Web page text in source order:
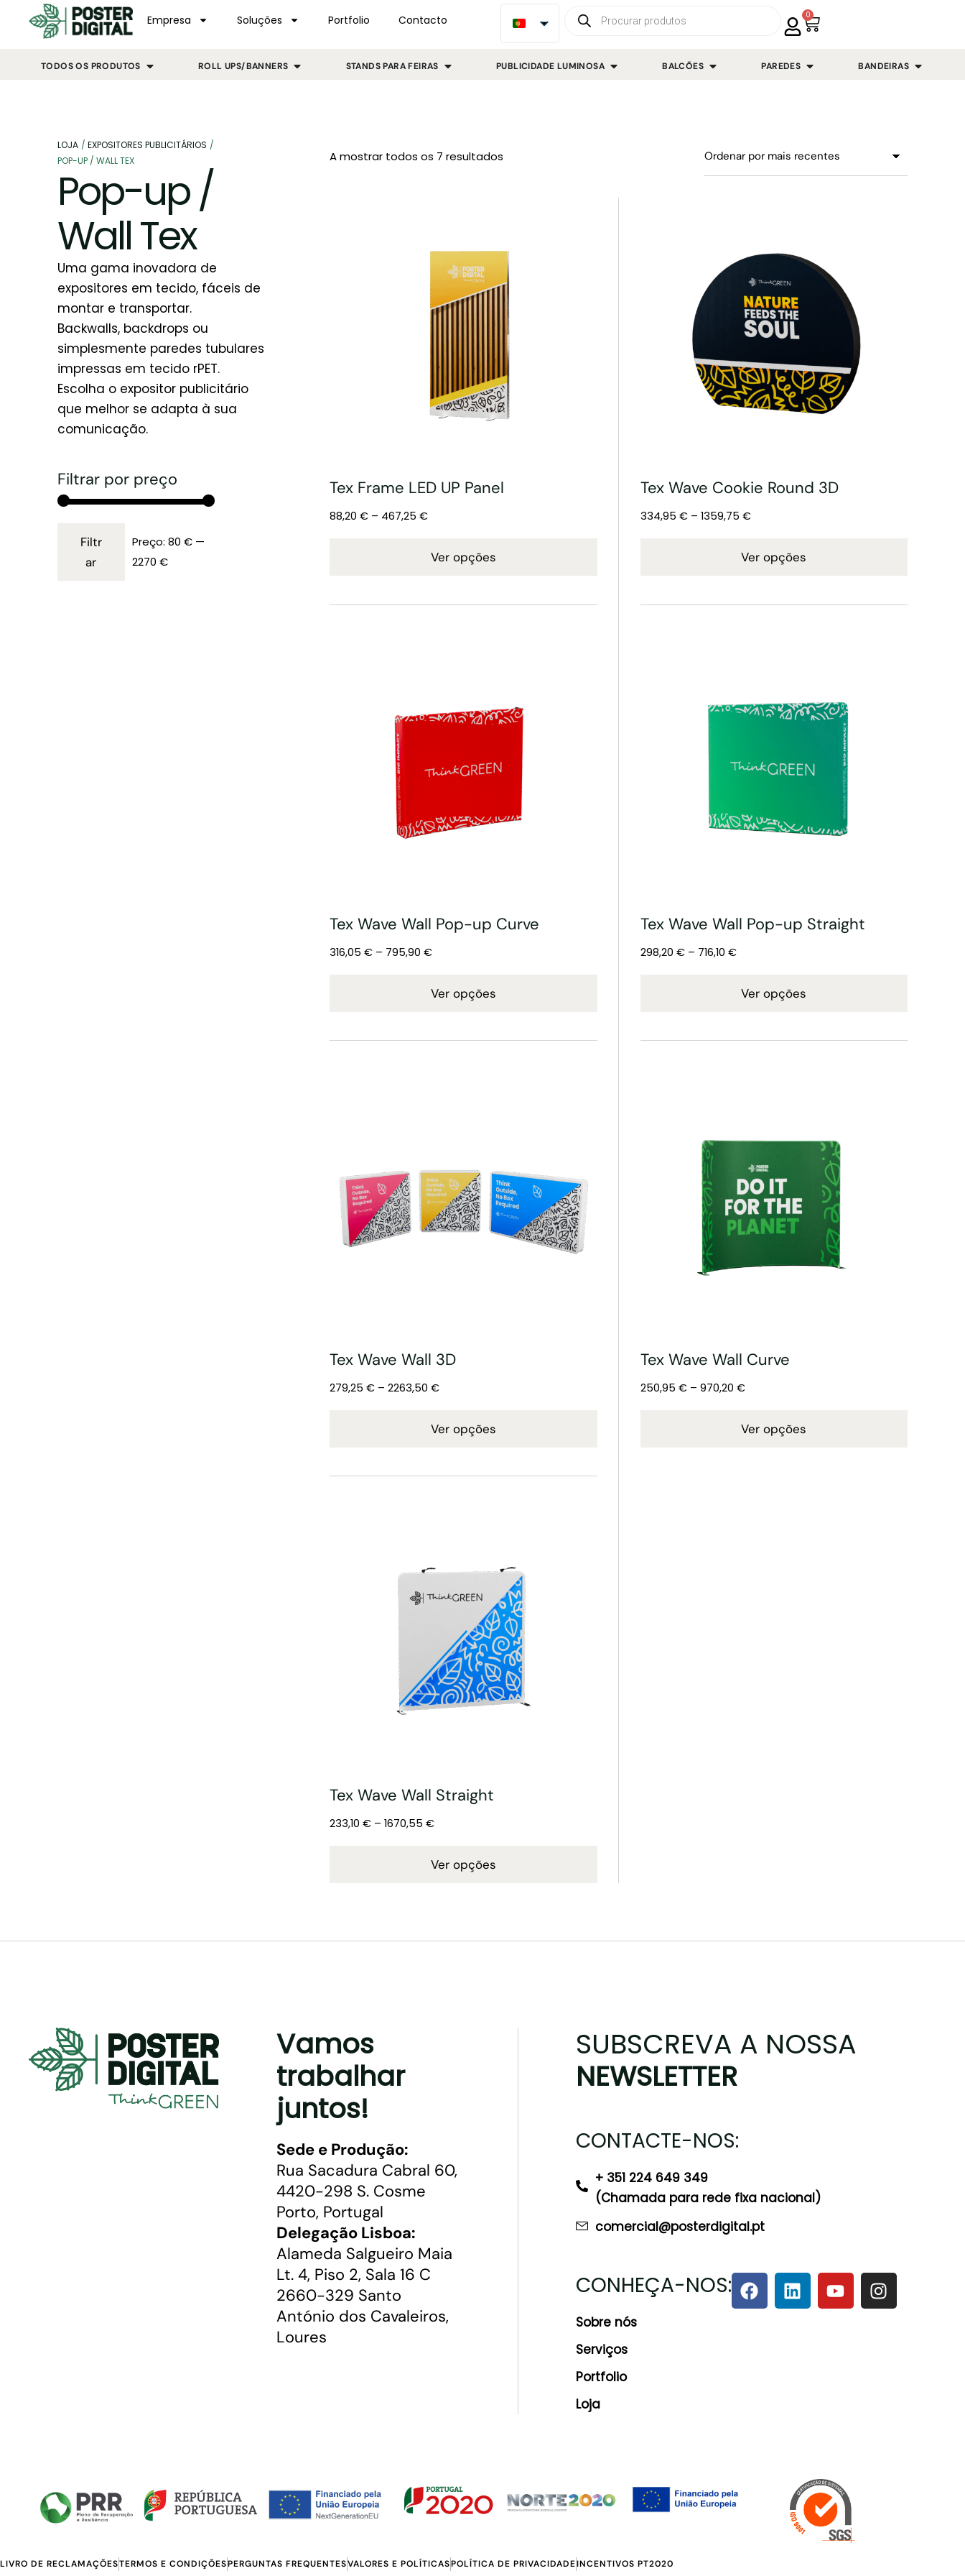
Empresa Soluções Portfolio Contacto 0
TODOS OS PRODUTOS ROLL UPS/BANNERS STANDS PARA FEIRAS PUBLICIDADE LUMINOSA BALCÕES PAREDES BANDEIRAS
LOJA / EXPOSITORES PUBLICITÁRIOS /
POP-UP / WALL TEX
Pop-up /
Wall Tex
Uma gama inovadora de
expositores em tecido, fáceis de
montar e transportar.
Backwalls, backdrops ou
simplesmente paredes tubulares
impressas em tecido rPET.
Escolha o expositor publicitário
que melhor se adapta à sua
comunicação.
Filtrar por preço
Filtr
ar
Preço: 80 €—
2270 €
A mostrar todos os 7 resultados
Tex Frame LED UP Panel
88,20€ – 467,25€
Ver opções
Tex Wave Cookie Round 3D
334,95 € – 1359,75 €
Ver opções
Tex Wave Wall Pop-up Curve
316,05€ – 795,90€
Ver opções
Tex Wave Wall Pop-up Straight
298,20 € – 716,10 €
Ver opções
Tex Wave Wall 3D
279,25€ – 2263,50€
Ver opções
Tex Wave Wall Curve
250,95 € – 970,20 €
Ver opções
Tex Wave Wall Straight
233,10€ – 1670,55€
Ver opções
Vamos
trabalhar
juntos!
Sede e Produção:
Rua Sacadura Cabral 60,
4420-298 S. Cosme
Porto, Portugal
Delegação Lisboa:
Alameda Salgueiro Maia
Lt. 4, Piso 2, Sala 16 C
2660-329 Santo
António dos Cavaleiros,
Loures
SUBSCREVA A NOSSA
NEWSLETTER
CONTACTE-NOS:
+ 351 224 649 349
(Chamada para rede fixa nacional)
comercial@posterdigital.pt
CONHEÇA-NOS:
Sobre nós
Serviços
Portfolio
Loja
LIVRO DE RECLAMAÇÕESTERMOS E CONDIÇÕESPERGUNTAS FREQUENTESVALORES E POLÍTICASPOLÍTICA DE PRIVACIDADEINCENTIVOS PT2020